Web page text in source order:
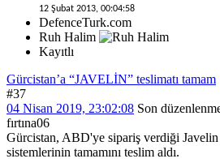
12 Şubat 2013, 00:04:58
DefenceTurk.com
Ruh Halim
Kayıtlı
Gürcistan’a “JAVELİN” teslimatı tamam
#37
04 Nisan 2019, 23:02:08 Son
fırtına06
Gürcistan, ABD'ye sipariş verdiği
sistemlerinin tamamını teslim aldı.